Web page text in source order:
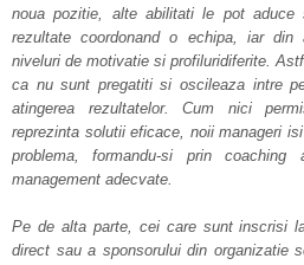
noua pozitie, alte abilitati le pot aduce
rezultate coordonand o echipa, iar
niveluri de motivatie si profiluridiferite.
ca nu sunt pregatiti si oscileaza intre
atingerea rezultatelor. Cum nici
reprezinta solutii eficace, noii manageri
problema, formandu-si prin
management adecvate.
Pe de alta parte, cei care sunt inscrisi
direct sau a sponsorului din organizatie